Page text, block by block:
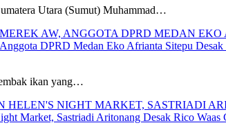
Utara (Sumut) Muhammad…
DPRD Medan Eko Afrianta Sitepu
ikan yang…
Market, Sastriadi Aritonang Desak Rico Waas